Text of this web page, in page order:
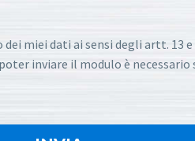
miei dati ai sensi degli artt. 13 e
inviare il modulo è